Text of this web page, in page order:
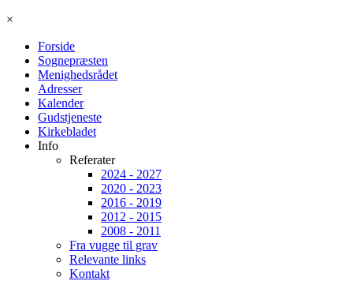
×
Forside
Sognepræsten
Menighedsrådet
Adresser
Kalender
Gudstjeneste
Kirkebladet
Info
Referater
2024 - 2027
2020 - 2023
2016 - 2019
2012 - 2015
2008 - 2011
Fra vugge til grav
Relevante links
Kontakt